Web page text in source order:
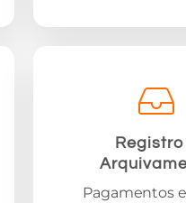
Pagamentos